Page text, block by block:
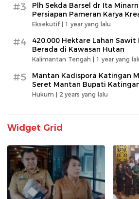
#3
Plh Sekda Barsel dr Ita
Persiapan Pameran Karya
Eksekutif | 1 year yang lalu
#4
420.000 Hektare Lahan
Berada di Kawasan Hutan
Kalimantan Tengah | 1 year yang
#5
Mantan Kadispora Katingan
Seret Mantan Bupati
Hukum | 2 years yang lalu
Widget Grid